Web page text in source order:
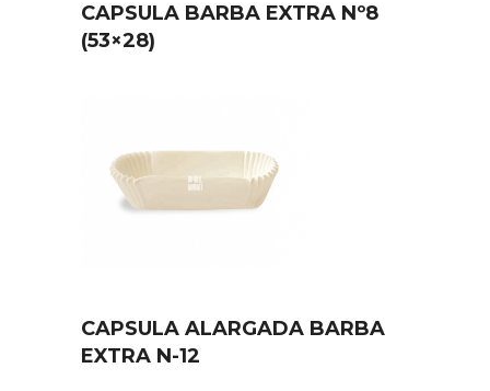
CAPSULA BARBA EXTRA Nº8
(53×28)
CAPSULA ALARGADA BARBA
EXTRA N-12